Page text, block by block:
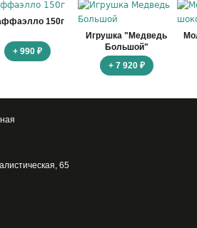
150г
+ 990 ₽
Игрушка "Медведь
Большой"
+ 7 920 ₽
65